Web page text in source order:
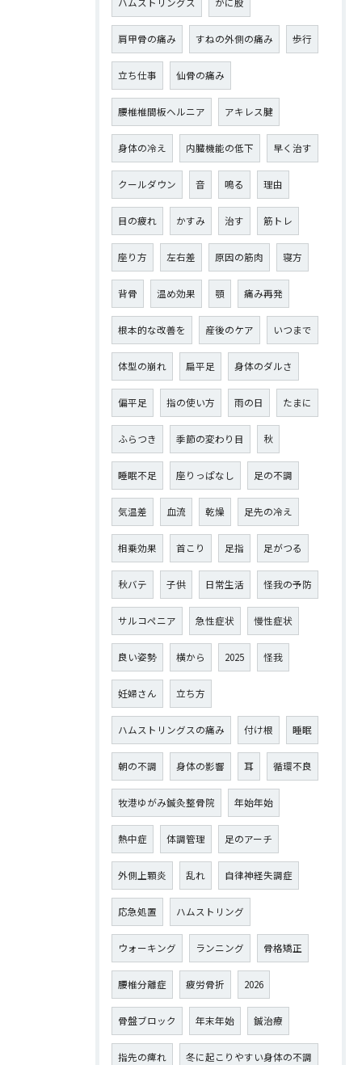
肩甲骨の痛み すねの外側の痛み 歩行
立ち仕事 仙骨の痛み
腰椎椎間板ヘルニア アキレス腱
身体の冷え 内臓機能の低下 早く治す
クールダウン 音 鳴る 理由
目の疲れ かすみ 治す 筋トレ
座り方 左右差 原因の筋肉 寝方
背骨 温め効果 顎 痛み再発
根本的な改善を 産後のケア いつまで
体型の崩れ 扁平足 身体のダルさ
偏平足 指の使い方 雨の日 たまに
ふらつき 季節の変わり目 秋
睡眠不足 座りっぱなし 足の不調
気温差 血流 乾燥 足先の冷え
相乗効果 首こり 足指 足がつる
秋バテ 子供 日常生活 怪我の予防
サルコペニア 急性症状 慢性症状
良い姿勢 横から 2025 怪我
妊婦さん 立ち方
ハムストリングスの痛み 付け根 睡眠
朝の不調 身体の影響 耳 循環不良
牧港ゆがみ鍼灸整骨院 年始年始
熱中症 体調管理 足のアーチ
外側上顆炎 乱れ 自律神経失調症
応急処置 ハムストリング
ウォーキング ランニング 骨格矯正
腰椎分離症 疲労骨折 2026
骨盤ブロック 年末年始 鍼治療
指先の痺れ 冬に起こりやすい身体の不調